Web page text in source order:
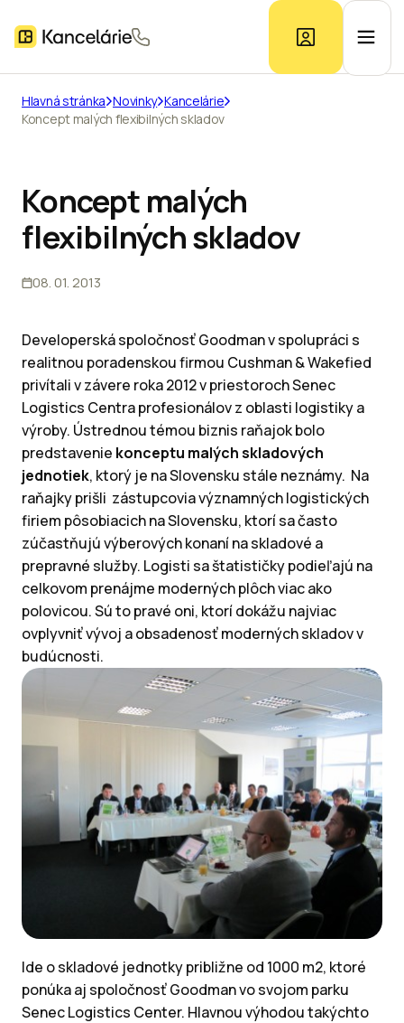
Prieskum trhu
Kontakt
Hlavná stránka Novinky Kancelárie
Koncept malých flexibilných skladov
Koncept malých
flexibilných skladov
08. 01. 2013
Developerská spoločnosť Goodman v spolupráci s
realitnou poradenskou firmou Cushman & Wakefied
privítali v závere roka 2012 v priestoroch Senec
Logistics Centra profesionálov z oblasti logistiky a
výroby. Ústrednou témou biznis raňajok bolo
predstavenie konceptu malých skladových
jednotiek, ktorý je na Slovensku stále neznámy. Na
raňajky prišli zástupcovia významných logistických
firiem pôsobiacich na Slovensku, ktorí sa často
zúčastňujú výberových konaní na skladové a
prepravné služby. Logisti sa štatističky podieľajú na
celkovom prenájme moderných plôch viac ako
polovicou. Sú to pravé oni, ktorí dokážu najviac
ovplyvniť vývoj a obsadenosť moderných skladov v
budúcnosti.
Ide o skladové jednotky približne od 1000 m2, ktoré
ponúka aj spoločnosť Goodman vo svojom parku
Senec Logistics Center. Hlavnou výhodou takýchto